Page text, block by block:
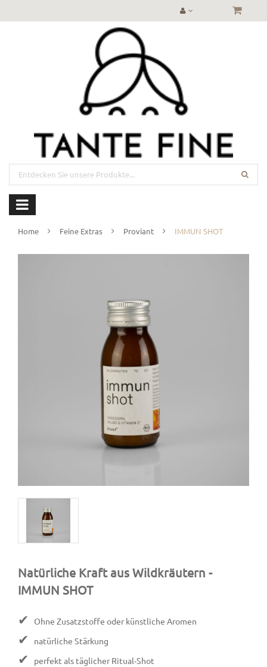
Home Feine Extras Proviant IMMUN SHOT
Natürliche Kraft aus Wildkräutern -
IMMUN SHOT
✔ Ohne Zusatzstoffe oder künstliche Aromen
✔ natürliche Stärkung
✔ perfekt als täglicher Ritual-Shot